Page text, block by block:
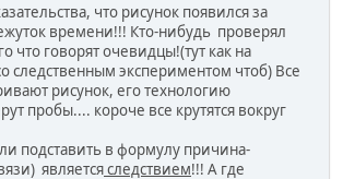
что рисунок появился за
времени!!! Кто-нибудь проверял
что говорят очевидцы!(тут как на
следственным экспериментом чтоб) Все
рисунок, его технологию
пробы.... короче все крутятся вокруг
подставить в формулу причина-
являетсяследствием!!! А где